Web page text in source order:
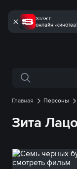
START:
онлайн -
Поиск по сайту
Главная Персоны
Зита